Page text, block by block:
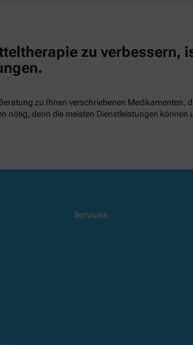
zu verbessern,
zu Ihnen verschriebenen Medikamenten,
nötig, denn die meisten Dienstleistungen
Services